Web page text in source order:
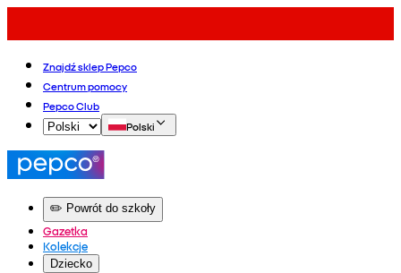
Znajdź sklep Pepco
Centrum pomocy
Pepco Club
Polski
✏️ Powrót do szkoły
Gazetka
Kolekcje
Dziecko